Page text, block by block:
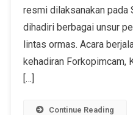
resmi dilaksanakan
dihadiri berbagai unsur
lintas ormas. Acara
kehadiran Forkopimcam,
[…]
Continue Reading